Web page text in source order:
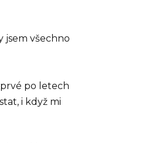
jsem všechno
po letech
i když mi